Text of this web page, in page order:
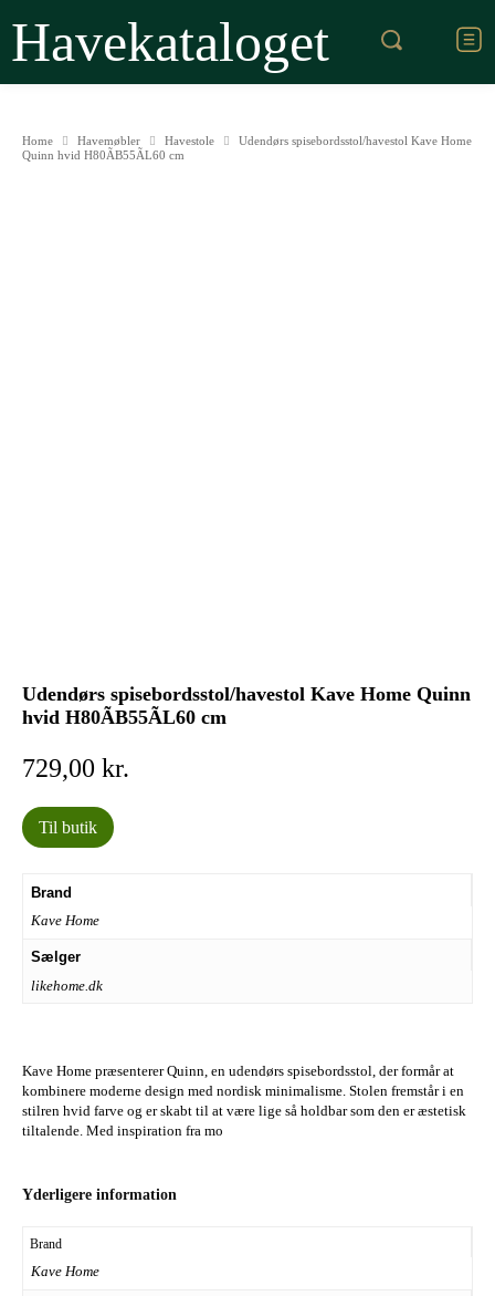
Havekataloget
Home Havemøbler Havestole
Udendørs spisebordsstol/havestol Kave Home
Quinn hvid H80ÃB55ÃL60 cm
Udendørs spisebordsstol/havestol Kave Home Quinn
hvid H80ÃB55ÃL60 cm
729,00 kr.
Til butik
Brand
Kave Home
Sælger
likehome.dk
Kave Home præsenterer Quinn, en udendørs spisebordsstol, der formår at
kombinere moderne design med nordisk minimalisme. Stolen fremstår i en
stilren hvid farve og er skabt til at være lige så holdbar som den er æstetisk
tiltalende. Med inspiration fra mo
Yderligere information
Brand
Kave Home